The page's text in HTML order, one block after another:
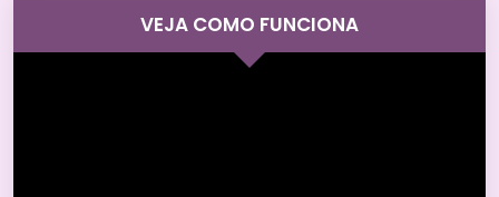
VEJA COMO FUNCIONA